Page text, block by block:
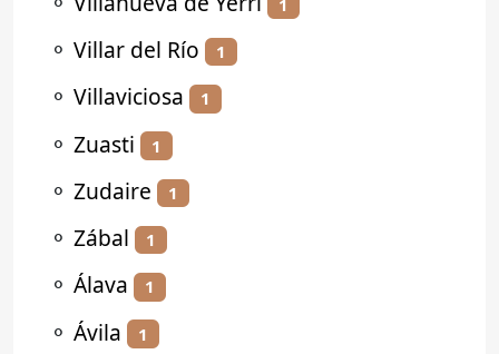
⚬ Villar del Río 1
⚬ Villaviciosa 1
⚬ Zuasti 1
⚬ Zudaire 1
⚬ Zábal 1
⚬ Álava 1
⚬ Ávila 1